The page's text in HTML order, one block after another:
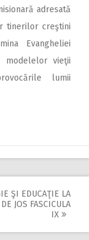
adresată
tinerilor creştini
Evangheliei
modelelor vieţii
lumii
ŞI EDUCAŢIE LA
JOS FASCICULA
IX